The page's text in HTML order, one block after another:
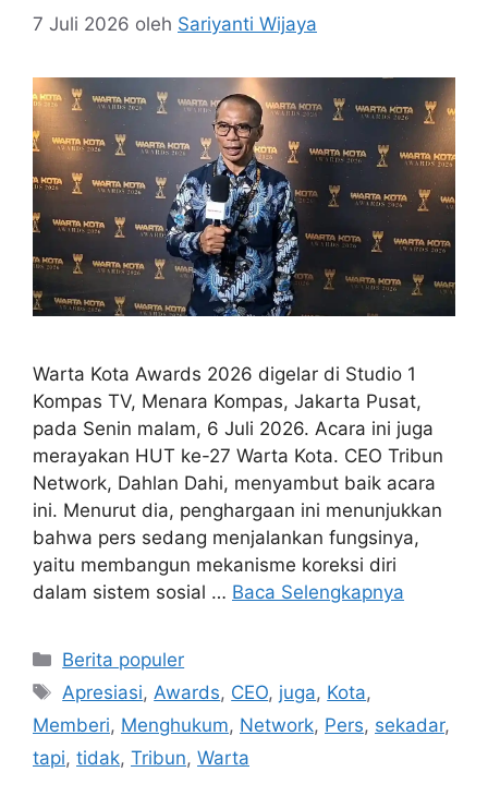
7 Juli 2026 oleh Sariyanti Wijaya
Warta Kota Awards 2026 digelar di Studio 1
Kompas TV, Menara Kompas, Jakarta Pusat,
pada Senin malam, 6 Juli 2026. Acara ini juga
merayakan HUT ke-27 Warta Kota. CEO Tribun
Network, Dahlan Dahi, menyambut baik acara
ini. Menurut dia, penghargaan ini menunjukkan
bahwa pers sedang menjalankan fungsinya,
yaitu membangun mekanisme koreksi diri
dalam sistem sosial … Baca Selengkapnya
Kategori
Berita populer
Tag
Apresiasi, Awards, CEO, juga, Kota,
Memberi, Menghukum, Network, Pers, sekadar,
tapi, tidak, Tribun, Warta